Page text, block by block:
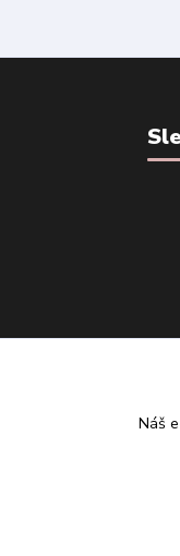
Náš